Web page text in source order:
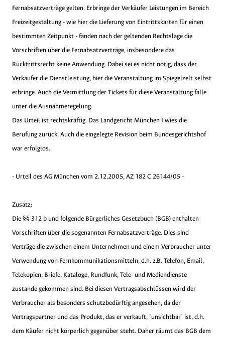
Fernabsatzverträge gelten. Erbringe der Verkäufer Leistungen im Bereich
Freizeitgestaltung - wie hier die Lieferung von Eintrittskarten für einen
bestimmten Zeitpunkt - fänden nach der geltenden Rechtslage die
Vorschriften über die Fernabsatzverträge, insbesondere das
Rücktrittsrecht keine Anwendung. Dabei sei es nicht nötig, dass der
Verkäufer die Dienstleistung, hier die Veranstaltung im Spiegelzelt selbst
erbringe. Auch die Vermittlung der Tickets für diese Veranstaltung falle
unter die Ausnahmeregelung.
Das Urteil ist rechtskräftig. Das Landgericht München I wies die
Berufung zurück. Auch die eingelegte Revision beim Bundesgerichtshof
war erfolglos.
- Urteil des AG München vom 2.12.2005, AZ 182 C 26144/05 -
Zusatz:
Die §§ 312 b und folgende Bürgerliches Gesetzbuch (BGB) enthalten
Vorschriften über die sogenannten Fernabsatzverträge. Dies sind
Verträge die zwischen einem Unternehmen und einem Verbraucher unter
Verwendung von Fernkommunikationsmitteln, d.h. z.B. Telefon, Email,
Telekopien, Briefe, Kataloge, Rundfunk, Tele- und Mediendienste
zustande gekommen sind. Bei diesen Vertragsabschlüssen wird der
Verbraucher als besonders schutzbedürftig angesehen, da der
Vertragspartner und das Produkt, das er verkauft, "unsichtbar" ist, d.h.
dem Käufer nicht körperlich gegenüber steht. Daher räumt das BGB dem